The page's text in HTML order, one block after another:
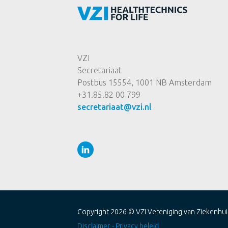
VZI
Secretariaat
Postbus 15554, 1001 NB Amsterdam
+31.85.82 00 799
secretariaat@vzi.nl
Copyright 2026 © VZI Vereniging van
Disclaimer
Privacy beleid